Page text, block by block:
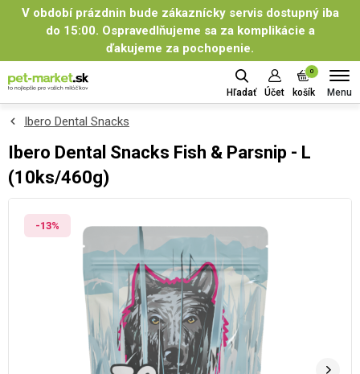
V období prázdnin bude zákaznícky servis dostupný iba
do 15:00. Ospravedlňujeme sa za komplikácie a
ďakujeme za pochopenie.
Hľadať Účet
0
košík Menu
Ibero Dental Snacks
Ibero Dental Snacks Fish & Parsnip - L
(10ks/460g)
-13%